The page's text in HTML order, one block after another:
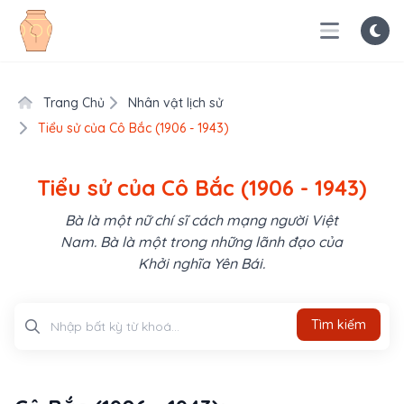
Trang Chủ
Nhân vật lịch sử
Tiểu sử của Cô Bắc (1906 - 1943)
Tiểu sử của Cô Bắc (1906 - 1943)
Bà là một nữ chí sĩ cách mạng người Việt
Nam. Bà là một trong những lãnh đạo của
Khởi nghĩa Yên Bái.
Tìm kiếm